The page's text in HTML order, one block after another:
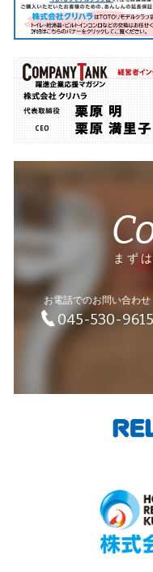
まず
お電話でのお問い合わせ
045-530-9615